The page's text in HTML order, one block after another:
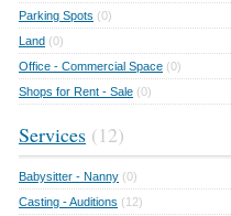
Parking Spots (0)
Land (0)
Office - Commercial Space (0)
Shops for Rent - Sale (0)
Services (12)
Babysitter - Nanny (0)
Casting - Auditions (12)